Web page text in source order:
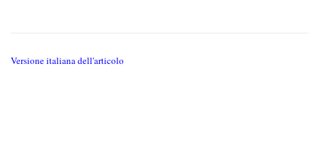
Versione italiana dell'articolo